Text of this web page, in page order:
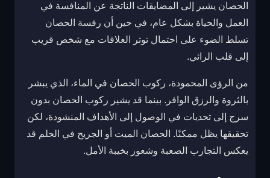
الحصان يشير إلى المضايقات الناتجة عن المنافسة في
العمل والحياة بشكل عام، في حين أن رفسة الحصان
تسلط الضوء على احتمال توتر العلاقات مع شخص قريب
إلى قلب الرائي.
من الرؤى المحمودة، ركوب الحصان في الماء، الذي يبشر
بالثروة والرزق الوافر. بينما قد يشير ركوب الحصان بدون
سرج إلى تحديات في الوصول إلى الأهداف المنشودة، لكن
تحقيقها يظل ممكنًا. الحصان الميت أو الجريح في الحلم قد
يعكس التجارب الصعبة وشعور بخيبة الأمل.